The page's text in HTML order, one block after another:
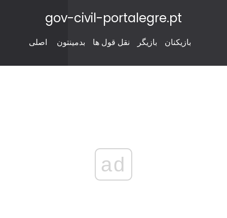
gov-civil-portalegre.pt
اصلی بدمینتون نقل قول ها بازیگر بازیکنان
ad